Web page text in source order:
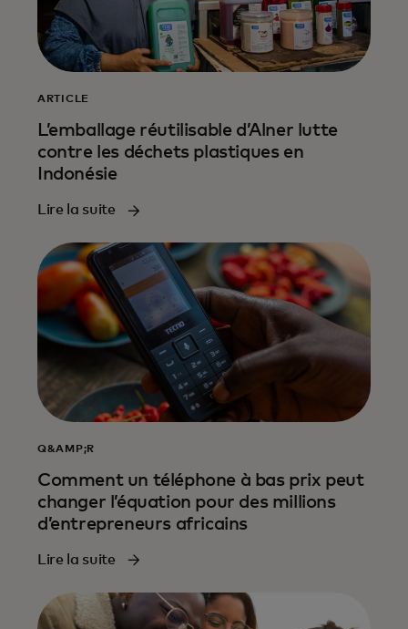
ARTICLE
L’emballage réutilisable d’Alner lutte
contre les déchets plastiques en
Indonésie
Lire la suite
Q&AMP;R
Comment un téléphone à bas prix peut
changer l’équation pour des millions
d’entrepreneurs africains
Lire la suite